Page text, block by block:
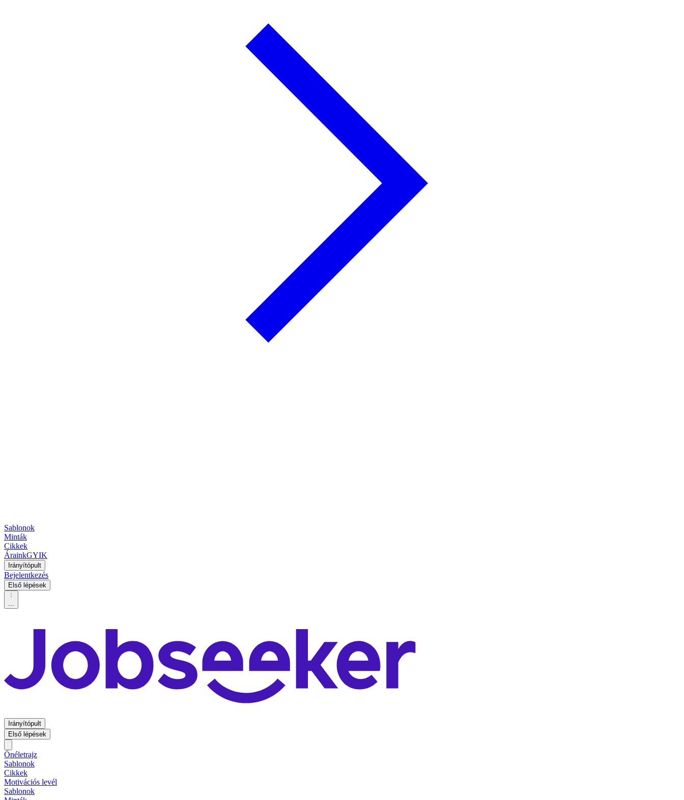
Sablonok
Minták
Cikkek
ÁrainkGYIK
Irányítópult
Bejelentkezés
Első lépések
...
Irányítópult
Első lépések
Önéletrajz
Sablonok
Cikkek
Motivációs levél
Sablonok